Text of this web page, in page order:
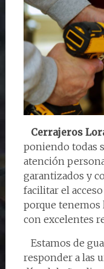
Cerrajeros
poniendo todas
atención
garantizados y
facilitar el
porque tenemos
con excelentes
Estamos de
responder a las